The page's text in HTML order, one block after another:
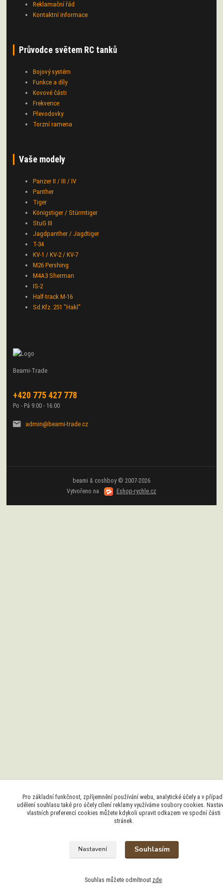
Reklamační řád
Kontaktní informace
Průvodce světem RC tanků
Bojový systém
Funkce a díly
Kovové části
Frekvence
Převodovky
Torzní ramena
Vaše modely
Panzer II / III / IV
Panther
Tiger
Königstiger / Stürmtiger
StuG III
Jagdpanther / Jagdtiger
T-34
KV-1 / KV-2 / KV-7
M26 Pershing
M4A3 Sherman
IS-2
Half-track M-16
Sd.Kfz. 251 "Hakl"
Beami-Trade
+420 775 427 778
Po - Pá 9:00 - 16:00
admin@beami-trade.cz
beami & coshboy © 2007-2026
Vytvořeno na
Eshop-rychle.cz
Pro základní funkčnost, zpříjemnění používání webu, analytické účely a v
udělení souhlasu také pro účely cílení reklamy využíváme soubory cookies.
vlastních preferencí cookies můžete kdykoli upravit odkazem ve spodní části
stránek.
Nastavení Souhlasím
Souhlas můžete odmítnout zde.